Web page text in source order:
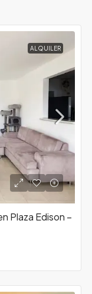
ALQUILER
Plaza Edison –